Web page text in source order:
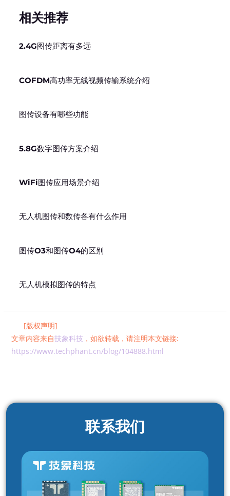
相关推荐
2.4G图传距离有多远
COFDM高功率无线视频传输系统介绍
图传设备有哪些功能
5.8G数字图传方案介绍
WiFi图传应用场景介绍
无人机图传和数传各有什么作用
图传O3和图传O4的区别
无人机模拟图传的特点
[版权声明]
文章内容来自技象科技 ，如欲转载，请注明本文链接:
https://www.techphant.cn/blog/104888.html
联系我们